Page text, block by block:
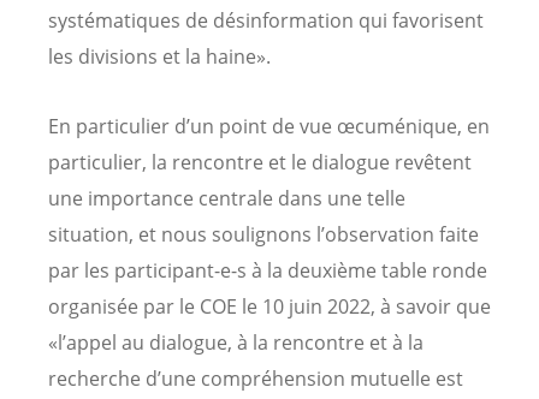
systématiques de désinformation qui favorisent
les divisions et la haine».
En particulier d’un point de vue œcuménique, en
particulier, la rencontre et le dialogue revêtent
une importance centrale dans une telle
situation, et nous soulignons l’observation faite
par les participant-e-s à la deuxième table ronde
organisée par le COE le 10 juin 2022, à savoir que
«l’appel au dialogue, à la rencontre et à la
recherche d’une compréhension mutuelle est